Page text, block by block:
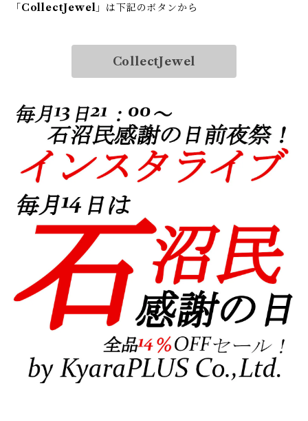
「CollectJewel 」は下記のボタンから
CollectJewel